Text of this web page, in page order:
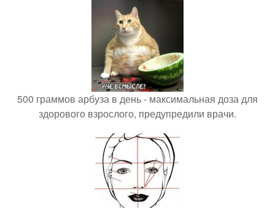
500 граммов арбуза в день - максимальная доза для
здорового взрослого, предупредили врачи.